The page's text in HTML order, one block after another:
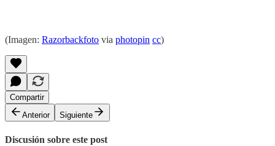
(Imagen: Razorbackfoto via photopin cc)
Compartir
Anterior
Siguiente
Discusión sobre este post